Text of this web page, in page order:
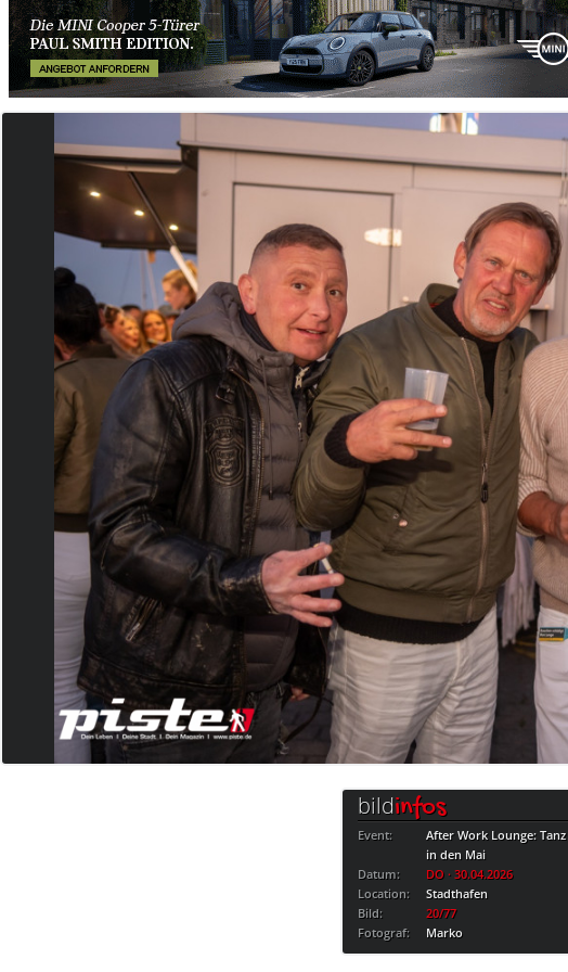
bildinfos
Event:
After Work Lounge: Tanz
in den Mai
Datum:
DO · 30.04.2026
Location:
Stadthafen
Bild:
20/77
Fotograf:
Marko